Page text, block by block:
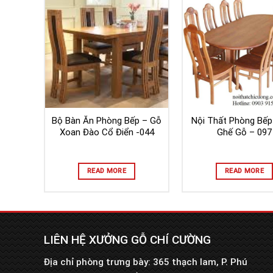
Bộ Bàn Ăn Phòng Bếp – Gỗ
Xoan Đào Cổ Điển -044
READ MORE
Nội Thất Phòng
Ghế Gỗ – 097
READ MORE
LIÊN HỆ XƯỞNG GỖ CHÍ CƯỜNG
Địa chỉ phòng trưng bày: 365 thạch lam, P. Phú